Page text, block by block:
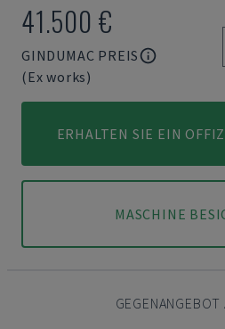
41.500 €
GINDUMAC PREIS
(Ex works)
ERHALTEN SIE EIN
MASCHINE
GEGENANGEBOT